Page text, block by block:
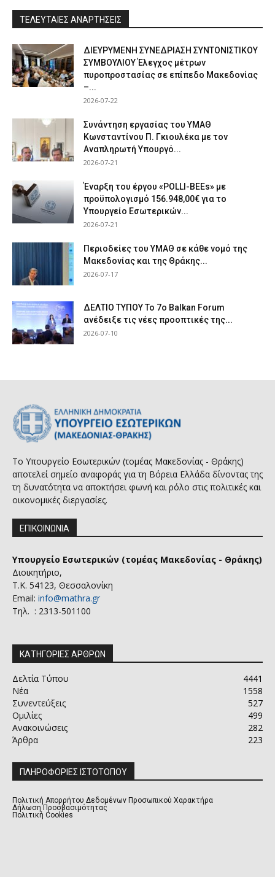
ΤΕΛΕΥΤΑΙΕΣ ΑΝΑΡΤΗΣΕΙΣ
ΔΙΕΥΡΥΜΕΝΗ ΣΥΝΕΔΡΙΑΣΗ ΣΥΝΤΟΝΙΣΤΙΚΟΥ
ΣΥΜΒΟΥΛΙΟΥ Έλεγχος μέτρων
πυροπροστασίας σε επίπεδο Μακεδονίας
–...
2026-07-22
Συνάντηση εργασίας του ΥΜΑΘ
Κωνσταντίνου Π. Γκιουλέκα με τον
Αναπληρωτή Υπουργό...
2026-07-21
Έναρξη του έργου «POLLI-BEEs» με
προϋπολογισμό 156.948,00€ για το
Υπουργείο Εσωτερικών...
2026-07-21
Περιοδείες του ΥΜΑΘ σε κάθε νομό της
Μακεδονίας και της Θράκης...
2026-07-17
ΔΕΛΤΙΟ ΤΥΠΟΥ Το 7ο Balkan Forum
ανέδειξε τις νέες προοπτικές της...
2026-07-10
Το Υπουργείο Εσωτερικών (τομέας Μακεδονίας - Θράκης)
αποτελεί σημείο αναφοράς για τη Βόρεια Ελλάδα δίνοντας της
τη δυνατότητα να αποκτήσει φωνή και ρόλο στις πολιτικές και
οικονομικές διεργασίες.
ΕΠΙΚΟΙΝΩΝΙΑ
Υπουργείο Εσωτερικών (τομέας Μακεδονίας - Θράκης)
Διοικητήριο,
Τ.Κ. 54123, Θεσσαλονίκη
Email: info@mathra.gr
Τηλ. : 2313-501100
ΚΑΤΗΓΟΡΙΕΣ ΑΡΘΡΩΝ
Δελτία Τύπου
4441
Νέα
1558
Συνεντεύξεις
527
Ομιλίες
499
Ανακοινώσεις
282
Άρθρα
223
ΠΛΗΡΟΦΟΡΙΕΣ ΙΣΤΟΤΟΠΟΥ
Πολιτική Απορρήτου Δεδομένων Προσωπικού Χαρακτήρα
Δήλωση Προσβασιμότητας
Πολιτική Cookies